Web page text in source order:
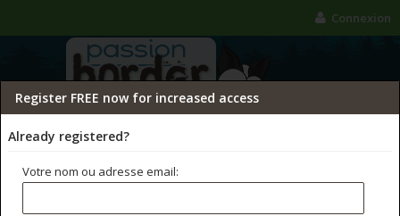
Connexion
Register FREE now for increased access
Already registered?
Votre nom ou adresse email: